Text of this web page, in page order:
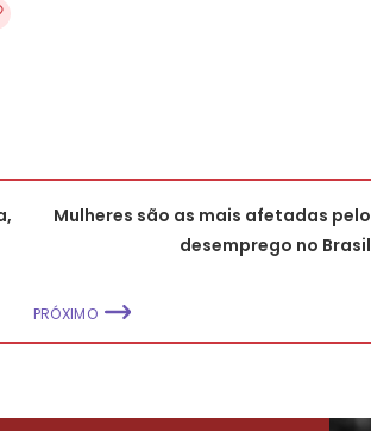
Mulheres são as mais afetadas pelo
desemprego no Brasil
PRÓXIMO